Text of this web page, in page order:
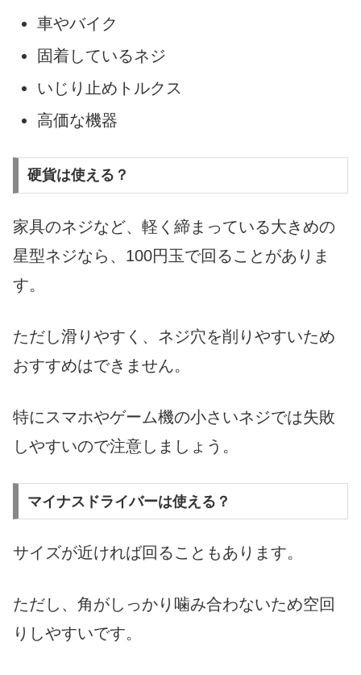
車やバイク
固着しているネジ
いじり止めトルクス
高価な機器
硬貨は使える？
家具のネジなど、軽く締まっている大きめの
星型ネジなら、100円玉で回ることがありま
す。
ただし滑りやすく、ネジ穴を削りやすいため
おすすめはできません。
特にスマホやゲーム機の小さいネジでは失敗
しやすいので注意しましょう。
マイナスドライバーは使える？
サイズが近ければ回ることもあります。
ただし、角がしっかり噛み合わないため空回
りしやすいです。